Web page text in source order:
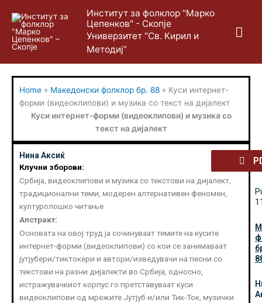
content
Институт за фолклор "Марко
Цепенков" - Скопје
Универзитет “Св. Кирил и
Методиј”
Home » Македонски фолклор бр. 88 » Куси интернет-
форми (видеоклипови) и музика со текст на дијалект
Куси интернет-форми (видеоклипови) и музика со
текст на дијалект
Нина Аксиќ
Клучни зборови:
Србија, видеоклипови и музика со текстови на дијалект,
традиционални теми, модерен алтернативен феномен,
културолошко читање
Апстракт:
Основата на овој труд ја сочинуваат темите на кусите
интернет-форми (видеоклипови) со кои се занимаваат
јутјубери/тиктокери и автори/изведувачи на песни со
текстови на разни дијалекти во Србија, односно,
истражувачкиот корпус го претставуваат куси
видеоклипови од мрежите Јутјуб и/или Тик-Ток, музички